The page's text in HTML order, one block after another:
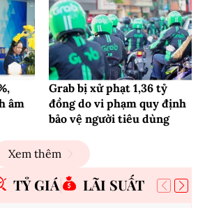
âm
Grab bị xử phạt 1,36 tỷ
đồng do vi phạm quy định
bảo vệ người tiêu dùng
Xem thêm
TỶ GIÁ LÃI SUẤT